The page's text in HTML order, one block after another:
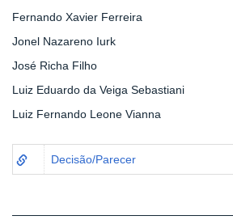
Fernando Xavier Ferreira
Jonel Nazareno Iurk
José Richa Filho
Luiz Eduardo da Veiga Sebastiani
Luiz Fernando Leone Vianna
Decisão/Parecer